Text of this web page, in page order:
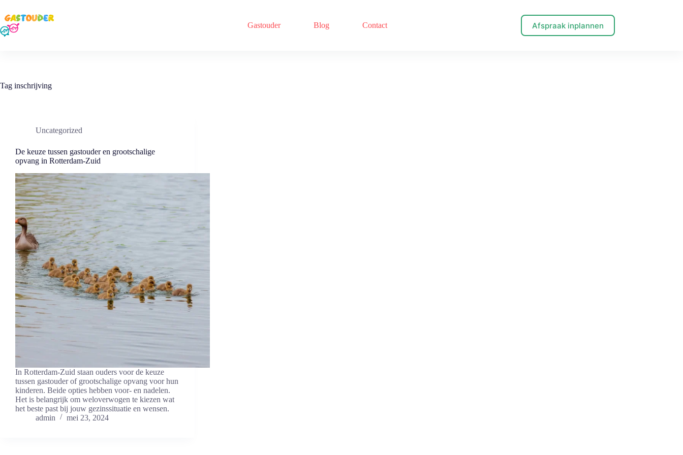
naar
de
inhoud
Gastouder Blog Contact Afspraak inplannen
Tag inschrijving
Uncategorized
De keuze⁣ tussen gastouder en grootschalige
opvang in Rotterdam-Zuid
In Rotterdam-Zuid staan ouders voor de keuze
tussen gastouder of grootschalige opvang voor hun
kinderen. Beide opties‌ hebben voor- en nadelen.
Het ⁢is belangrijk om weloverwogen te kiezen⁣ wat
het beste past bij jouw gezinssituatie en wensen.
admin
mei 23, 2024